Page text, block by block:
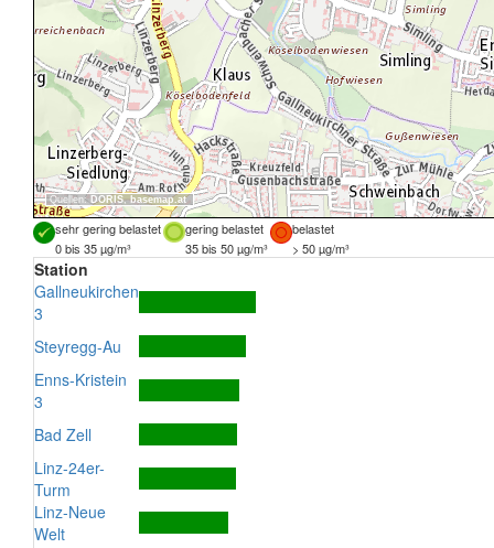
Quellen: DORIS, basemap.at
sehr gering belastet gering belastet
belastet
0 bis 35 µg/m³
35 bis 50 µg/m³ > 50 µg/m³
Station
Gallneukirchen
3
Steyregg-Au
Enns-Kristein
3
Bad Zell
Linz-24er-
Turm
Linz-Neue
Welt